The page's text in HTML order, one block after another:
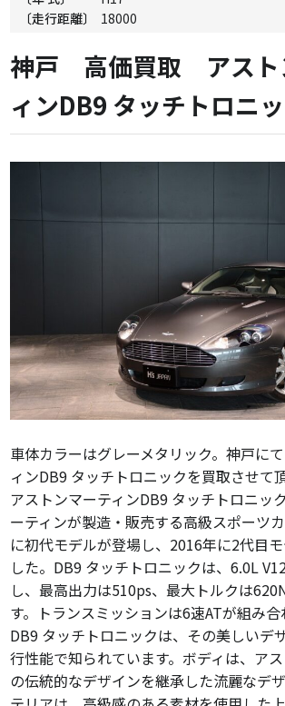
〔走行距離〕
18000
神戸 高価買取 アスト
ィンDB9 タッチトロニ
車体カラーはグレーメタリック。神戸に
ィンDB9 タッチトロニックを買取させて
アストンマーティンDB9 タッチトロニッ
ーティンが製造・販売する高級スポーツ
に初代モデルが登場し、2016年に2代目
した。DB9 タッチトロニックは、6.0L
し、最高出力は510ps、最大トルクは
す。トランスミッションは6速ATが組み合
DB9 タッチトロニックは、その美しいデ
行性能で知られています。ボディは、ア
の伝統的なデザインを継承した流麗なデ